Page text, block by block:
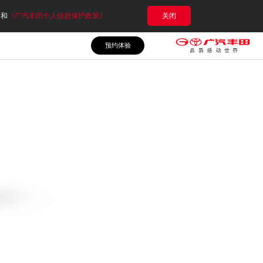
《广汽丰田个人信息保护政策》 关闭
预约体验